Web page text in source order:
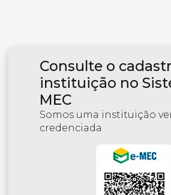
plataforma
colaborativa,
onde o aluno é
ativo. Os
professores são
de grande
excelência.
Consulte o
instituição no
MEC
Somos uma instituição
credenciada